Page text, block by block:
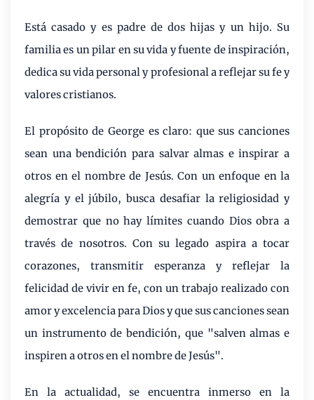
Está casado y es padre de dos hijas y un hijo. Su
familia es un pilar en su vida y fuente de inspiración,
dedica su vida personal y profesional a reflejar su fe y
valores cristianos.
El propósito de George es claro: que sus canciones
sean una bendición para salvar almas e inspirar a
otros en el nombre de Jesús. Con un enfoque en la
alegría y el júbilo, busca desafiar la religiosidad y
demostrar que no hay límites cuando Dios obra a
través de nosotros. Con su legado aspira a tocar
corazones, transmitir esperanza y reflejar la
felicidad de vivir en fe, con un trabajo realizado con
amor y excelencia para Dios y que sus canciones sean
un instrumento de bendición, que "salven almas e
inspiren a otros en el nombre de Jesús".
En la actualidad, se encuentra inmerso en la